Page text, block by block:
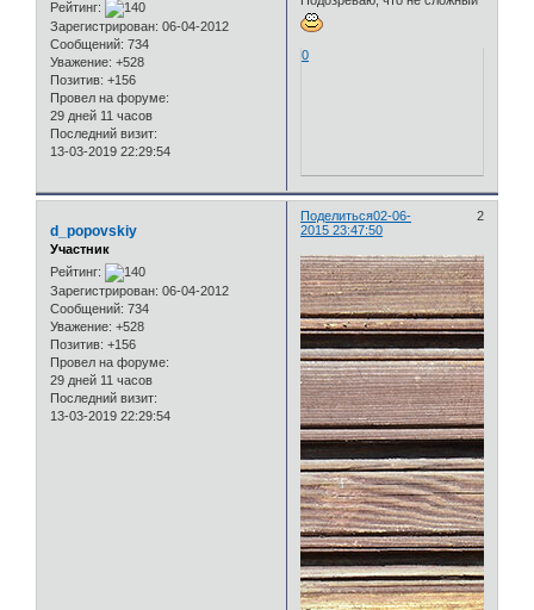
Рейтинг:
Зарегистрирован: 06-04-2012
Сообщений: 734
Уважение: +528
Позитив: +156
Провел на форуме:
29 дней 11 часов
Последний визит:
13-03-2019 22:29:54
0
Поделиться 2
02-06-
2015 23:47:50
d_popovskiy
Участник
Рейтинг:
Зарегистрирован: 06-04-2012
Сообщений: 734
Уважение: +528
Позитив: +156
Провел на форуме:
29 дней 11 часов
Последний визит:
13-03-2019 22:29:54